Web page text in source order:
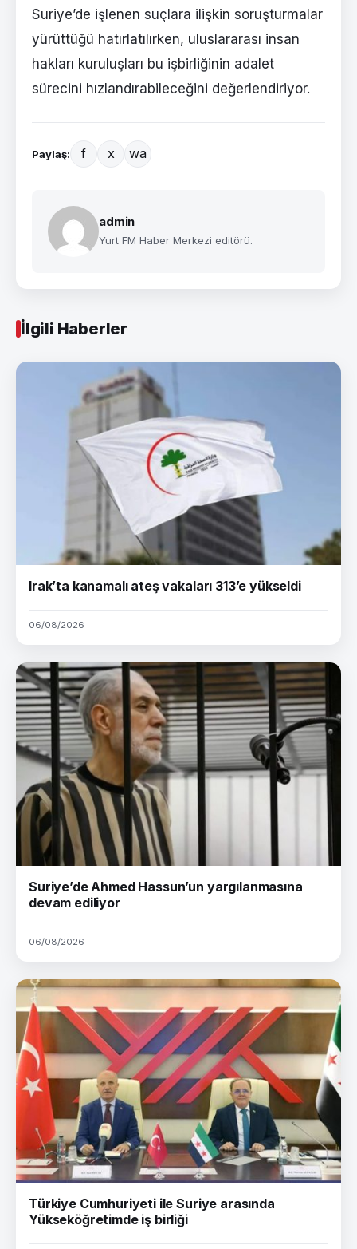
Suriye’de işlenen suçlara ilişkin soruşturmalar
yürüttüğü hatırlatılırken, uluslararası insan
hakları kuruluşları bu işbirliğinin adalet
sürecini hızlandırabileceğini değerlendiriyor.
Paylaş: f x wa
admin
Yurt FM Haber Merkezi editörü.
İlgili Haberler
Irak’ta kanamalı ateş vakaları 313’e yükseldi
06/08/2026
Suriye’de Ahmed Hassun’un yargılanmasına
devam ediliyor
06/08/2026
Türkiye Cumhuriyeti ile Suriye arasında
Yükseköğretimde iş birliği